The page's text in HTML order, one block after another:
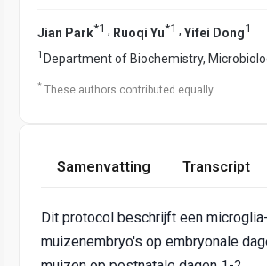
Jian Park*1 , Ruoqi Yu*1 , Yifei Dong1
1 Department of Biochemistry,
* These authors contributed equally
Samenvatting Transcript
Dit protocol beschrijft een
muizenembryo's op embryonale